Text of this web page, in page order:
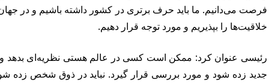
فرصت می‌دانیم. ما باید حرف برتری در کشور داشته باشیم و در
خلاقیت‌ها را بپذیریم و مورد توجه قرار دهیم.
رئیسی عنوان کرد: ممکن است کسی در عالم هستی نظریه‌ای بدهد و
جدید زده شود و مورد بررسی قرار گیرد. نباید در ذوق شخص زده